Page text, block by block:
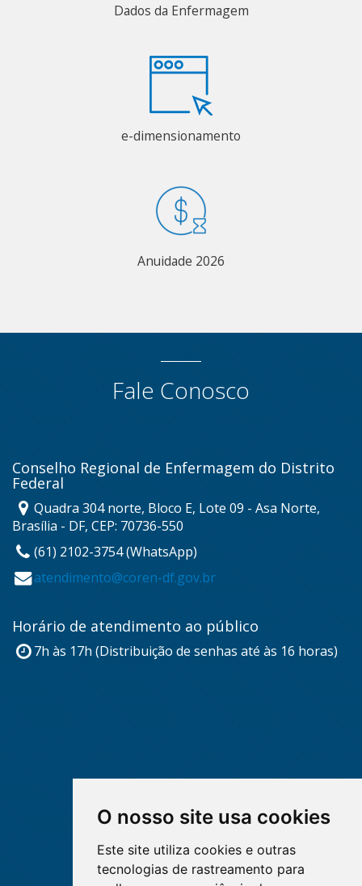
O nosso site usa cookies
Este site utiliza cookies e outras
tecnologias de rastreamento para
Dados da Enfermagem
e-dimensionamento
Anuidade 2026
Fale Conosco
Conselho Regional de Enfermagem do Distrito
Federal
Quadra 304 norte, Bloco E, Lote 09 - Asa Norte,
Brasília - DF, CEP: 70736-550
(61) 2102-3754 (WhatsApp)
atendimento@coren-df.gov.br
Horário de atendimento ao público
7h às 17h (Distribuição de senhas até às 16 horas)